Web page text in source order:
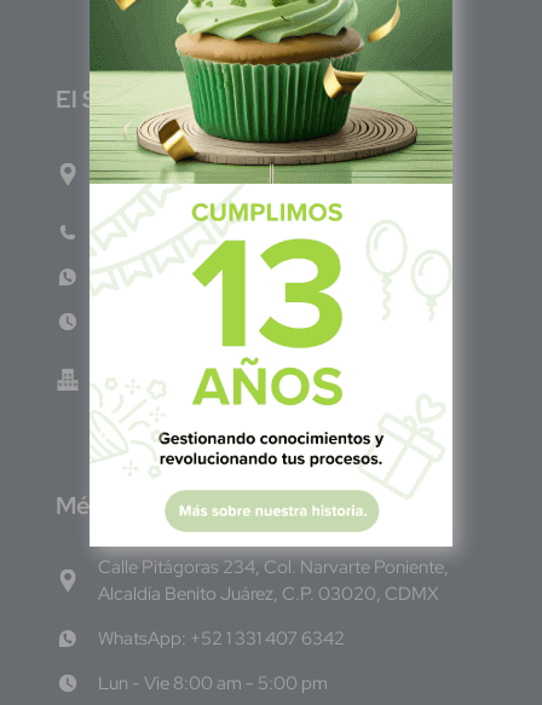
El Salvador
1ro Cll Pte, y 61 Av Nte, #3206, Local 9, San
Salvador Centro
Teléfono: +503 6986 1402
WhatsApp: +503 7687 3923
Lun - Vie 8:00am - 5:00pm
Green Know S.A de C.V - El Salvador 0614-
220118-102-0
México
Calle Pitágoras 234, Col. Narvarte Poniente,
Alcaldía Benito Juárez, C.P. 03020, CDMX
WhatsApp: +52 1 331 407 6342
Lun - Vie 8:00 am - 5:00 pm